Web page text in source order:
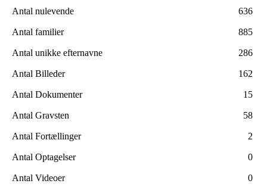
Antal nulevende 636
Antal familier 885
Antal unikke efternavne 286
Antal Billeder 162
Antal Dokumenter 15
Antal Gravsten 58
Antal Fortællinger 2
Antal Optagelser 0
Antal Videoer 0